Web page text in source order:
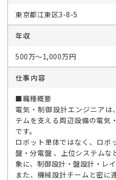
東京都江東区3-8-5
年収
500万～1,000万円
仕事内容
■職種概要
電気・制御設計エンジニア
テムを支える周辺設備の電気
です。
ロボット単体ではなく、ロボ
盤・分電盤 、上位システムな
象に、制御設計・盤設計・レ
また、機械設計チームと密に